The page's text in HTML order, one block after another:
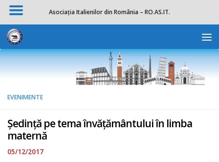
Skip to content
EVENIMENTE
Ședință pe tema învățământului în limba
maternă
05/12/2017
Asociația Italienilor din România – RO.AS.IT.